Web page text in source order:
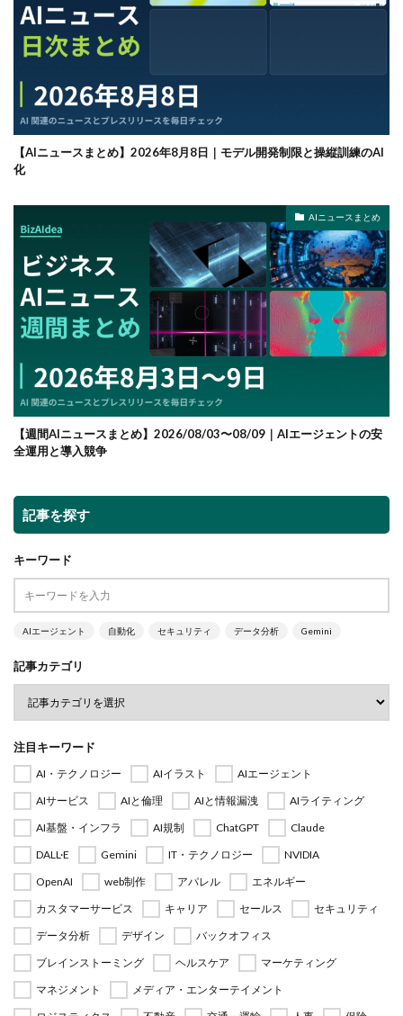
【AIニュースまとめ】2026年8月8日｜モデル開発制限と操縦訓練のAI
化
AIニュースまとめ
【週間AIニュースまとめ】2026/08/03〜08/09｜AIエージェントの安
全運用と導入競争
記事を探す
キーワード
AIエージェント 自動化 セキュリティ データ分析 Gemini
記事カテゴリ
注目キーワード
AI・テクノロジー AIイラスト
AIエージェント
AIサービス
AIと倫理 AIと情報漏洩
AIライティング
AI基盤・インフラ
AI規制 ChatGPT
Claude
DALL·E
Gemini IT・テクノロジー
NVIDIA
OpenAI
web制作 アパレル
エネルギー
カスタマーサービス
キャリア セールス
セキュリティ
データ分析
デザイン
バックオフィス
ブレインストーミング
ヘルスケア
マーケティング
マネジメント
メディア・エンターテイメント